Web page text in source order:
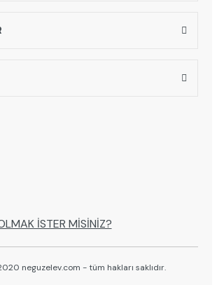
İSTER MİSİNİZ?
neguzelev.com - tüm hakları saklıdır.